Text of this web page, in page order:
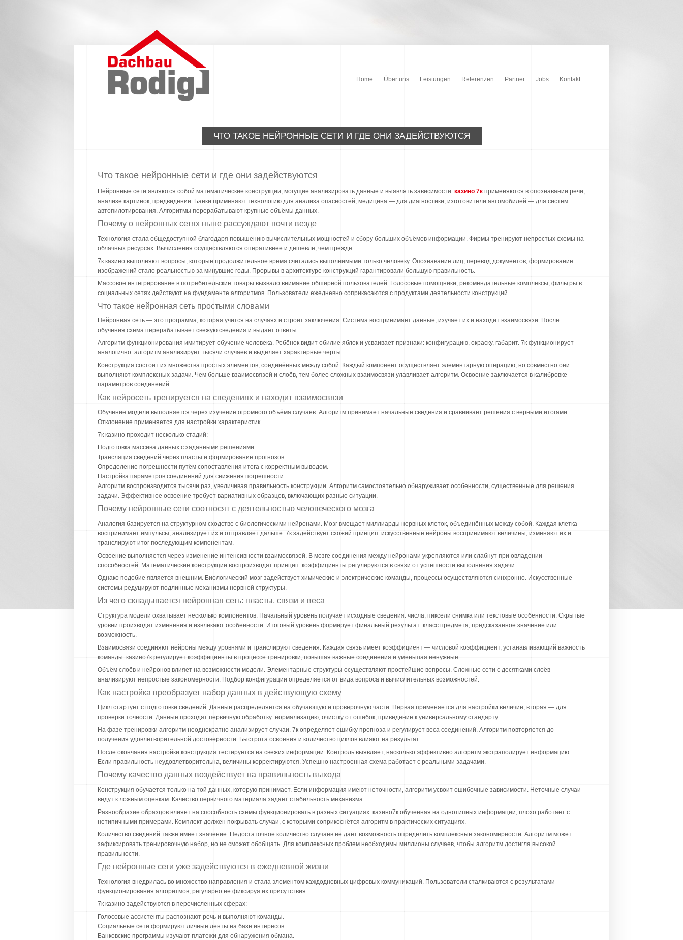
Home Über uns Leistungen Referenzen Partner Jobs Kontakt
ЧТО ТАКОЕ НЕЙРОННЫЕ СЕТИ И ГДЕ ОНИ ЗАДЕЙСТВУЮТСЯ
Что такое нейронные сети и где они задействуются
Нейронные сети являются собой математические конструкции, могущие анализировать данные и выявлять зависимости. казино 7к применяются в опознавании речи,
анализе картинок, предвидении. Банки применяют технологию для анализа опасностей, медицина — для диагностики, изготовители автомобилей — для систем
автопилотирования. Алгоритмы перерабатывают крупные объёмы данных.
Почему о нейронных сетях ныне рассуждают почти везде
Технология стала общедоступной благодаря повышению вычислительных мощностей и сбору больших объёмов информации. Фирмы тренируют непростых схемы на
облачных ресурсах. Вычисления осуществляются оперативнее и дешевле, чем прежде.
7к казино выполняют вопросы, которые продолжительное время считались выполнимыми только человеку. Опознавание лиц, перевод документов, формирование
изображений стало реальностью за минувшие годы. Прорывы в архитектуре конструкций гарантировали большую правильность.
Массовое интегрирование в потребительские товары вызвало внимание обширной пользователей. Голосовые помощники, рекомендательные комплексы, фильтры в
социальных сетях действуют на фундаменте алгоритмов. Пользователи ежедневно соприкасаются с продуктами деятельности конструкций.
Что такое нейронная сеть простыми словами
Нейронная сеть — это программа, которая учится на случаях и строит заключения. Система воспринимает данные, изучает их и находит взаимосвязи. После
обучения схема перерабатывает свежую сведения и выдаёт ответы.
Алгоритм функционирования имитирует обучение человека. Ребёнок видит обилие яблок и усваивает признаки: конфигурацию, окраску, габарит. 7к функционирует
аналогично: алгоритм анализирует тысячи случаев и выделяет характерные черты.
Конструкция состоит из множества простых элементов, соединённых между собой. Каждый компонент осуществляет элементарную операцию, но совместно они
выполняют комплексных задачи. Чем больше взаимосвязей и слоёв, тем более сложных взаимосвязи улавливает алгоритм. Освоение заключается в калибровке
параметров соединений.
Как нейросеть тренируется на сведениях и находит взаимосвязи
Обучение модели выполняется через изучение огромного объёма случаев. Алгоритм принимает начальные сведения и сравнивает решения с верными итогами.
Отклонение применяется для настройки характеристик.
7к казино проходит несколько стадий:
Подготовка массива данных с заданными решениями.
Трансляция сведений через пласты и формирование прогнозов.
Определение погрешности путём сопоставления итога с корректным выводом.
Настройка параметров соединений для снижения погрешности.
Алгоритм воспроизводится тысячи раз, увеличивая правильность конструкции. Алгоритм самостоятельно обнаруживает особенности, существенные для решения
задачи. Эффективное освоение требует вариативных образцов, включающих разные ситуации.
Почему нейронные сети соотносят с деятельностью человеческого мозга
Аналогия базируется на структурном сходстве с биологическими нейронами. Мозг вмещает миллиарды нервных клеток, объединённых между собой. Каждая клетка
воспринимает импульсы, анализирует их и отправляет дальше. 7к задействует схожий принцип: искусственные нейроны воспринимают величины, изменяют их и
транслируют итог последующим компонентам.
Освоение выполняется через изменение интенсивности взаимосвязей. В мозге соединения между нейронами укрепляются или слабнут при овладении
способностей. Математические конструкции воспроизводят принцип: коэффициенты регулируются в связи от успешности выполнения задачи.
Однако подобие является внешним. Биологический мозг задействует химические и электрические команды, процессы осуществляются синхронно. Искусственные
системы редуцируют подлинные механизмы нервной структуры.
Из чего складывается нейронная сеть: пласты, связи и веса
Структура модели охватывает несколько компонентов. Начальный уровень получает исходные сведения: числа, пиксели снимка или текстовые особенности. Скрытые
уровни производят изменения и извлекают особенности. Итоговый уровень формирует финальный результат: класс предмета, предсказанное значение или
возможность.
Взаимосвязи соединяют нейроны между уровнями и транслируют сведения. Каждая связь имеет коэффициент — числовой коэффициент, устанавливающий важность
команды. казино7к регулирует коэффициенты в процессе тренировки, повышая важные соединения и уменьшая ненужные.
Объём слоёв и нейронов влияет на возможности модели. Элементарные структуры осуществляют простейшие вопросы. Сложные сети с десятками слоёв
анализируют непростые закономерности. Подбор конфигурации определяется от вида вопроса и вычислительных возможностей.
Как настройка преобразует набор данных в действующую схему
Цикл стартует с подготовки сведений. Данные распределяется на обучающую и проверочную части. Первая применяется для настройки величин, вторая — для
проверки точности. Данные проходят первичную обработку: нормализацию, очистку от ошибок, приведение к универсальному стандарту.
На фазе тренировки алгоритм неоднократно анализирует случаи. 7к определяет ошибку прогноза и регулирует веса соединений. Алгоритм повторяется до
получения удовлетворительной достоверности. Быстрота освоения и количество циклов влияют на результат.
После окончания настройки конструкция тестируется на свежих информации. Контроль выявляет, насколько эффективно алгоритм экстраполирует информацию.
Если правильность неудовлетворительна, величины корректируются. Успешно настроенная схема работает с реальными задачами.
Почему качество данных воздействует на правильность выхода
Конструкция обучается только на той данных, которую принимает. Если информация имеют неточности, алгоритм усвоит ошибочные зависимости. Неточные случаи
ведут к ложным оценкам. Качество первичного материала задаёт стабильность механизма.
Разнообразие образцов влияет на способность схемы функционировать в разных ситуациях. казино7к обученная на однотипных информации, плохо работает с
нетипичными примерами. Комплект должен покрывать случаи, с которыми соприкоснётся алгоритм в практических ситуациях.
Количество сведений также имеет значение. Недостаточное количество случаев не даёт возможность определить комплексные закономерности. Алгоритм может
зафиксировать тренировочную набор, но не сможет обобщать. Для комплексных проблем необходимы миллионы случаев, чтобы алгоритм достигла высокой
правильности.
Где нейронные сети уже задействуются в ежедневной жизни
Технология внедрилась во множество направления и стала элементом каждодневных цифровых коммуникаций. Пользователи сталкиваются с результатами
функционирования алгоритмов, регулярно не фиксируя их присутствия.
7к казино задействуются в перечисленных сферах:
Голосовые ассистенты распознают речь и выполняют команды.
Социальные сети формируют личные ленты на базе интересов.
Банковские программы изучают платежи для обнаружения обмана.